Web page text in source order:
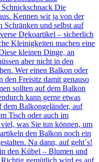
Die
Kennen wir ja von der
und selbst auf
Dekoartikel – sicherlich
Kleinigkeiten machen eine
kleinen Dinge, an
aber nicht in den
Wer einen Balkon oder
den Freisitz damit genauso
sollten auf dem Balkon
kann gerne etwas
Balkongeländer, auf
Tisch oder auch im
was Sie tun können, um
den Balkon noch ein
Na dann, auf geht´s!
den Kübel – Blumen und
gemütlich wird es auf